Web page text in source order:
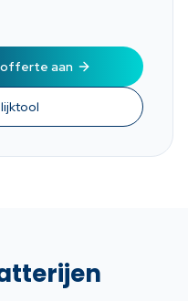
offerte aan